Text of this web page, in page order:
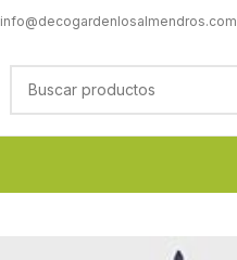
info@decogardenlosalmendros.com